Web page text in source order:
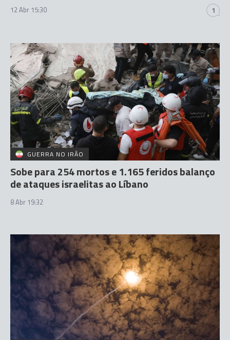
12 Abr 15:30 1
GUERRA NO IRÃO
Sobe para 254 mortos e 1.165 feridos balanço
de ataques israelitas ao Líbano
8 Abr 19:32